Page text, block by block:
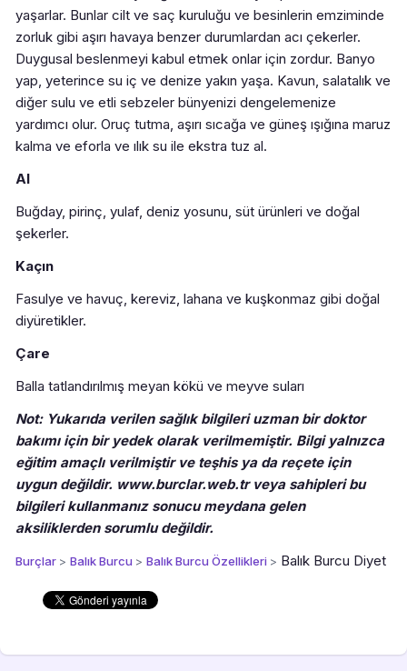
yaşarlar. Bunlar cilt ve saç kuruluğu ve besinlerin emziminde
zorluk gibi aşırı havaya benzer durumlardan acı çekerler.
Duygusal beslenmeyi kabul etmek onlar için zordur. Banyo
yap, yeterince su iç ve denize yakın yaşa. Kavun, salatalık ve
diğer sulu ve etli sebzeler bünyenizi dengelemenize
yardımcı olur. Oruç tutma, aşırı sıcağa ve güneş ışığına maruz
kalma ve eforla ve ılık su ile ekstra tuz al.
Al
Buğday, pirinç, yulaf, deniz yosunu, süt ürünleri ve doğal
şekerler.
Kaçın
Fasulye ve havuç, kereviz, lahana ve kuşkonmaz gibi doğal
diyüretikler.
Çare
Balla tatlandırılmış meyan kökü ve meyve suları
Not: Yukarıda verilen sağlık bilgileri uzman bir doktor
bakımı için bir yedek olarak verilmemiştir. Bilgi yalnızca
eğitim amaçlı verilmiştir ve teşhis ya da reçete için
uygun değildir. www.burclar.web.tr veya sahipleri bu
bilgileri kullanmanız sonucu meydana gelen
aksiliklerden sorumlu değildir.
Burçlar > Balık Burcu > Balık Burcu Özellikleri > Balık Burcu Diyet